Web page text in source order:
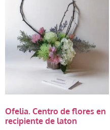
Ofelia. Centro de flores en
recipiente de laton